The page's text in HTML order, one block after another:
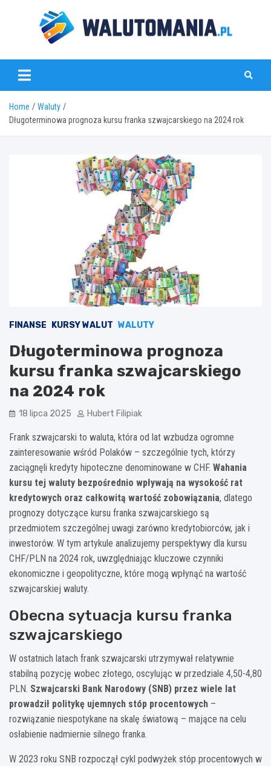
www.walutomania.pl
Home
Waluty
Długoterminowa prognoza kursu franka szwajcarskiego na 2024 rok
FINANSE KURSY WALUT WALUTY
Długoterminowa prognoza
kursu franka szwajcarskiego
na 2024 rok
18 lipca 2025 Hubert Filipiak
Frank szwajcarski to waluta, która od lat wzbudza ogromne
zainteresowanie wśród Polaków – szczególnie tych, którzy
zaciągnęli kredyty hipoteczne denominowane w CHF. Wahania
kursu tej waluty bezpośrednio wpływają na wysokość rat
kredytowych oraz całkowitą wartość zobowiązania, dlatego
prognozy dotyczące kursu franka szwajcarskiego są
przedmiotem szczególnej uwagi zarówno kredytobiorców, jak i
inwestorów. W tym artykule analizujemy perspektywy dla kursu
CHF/PLN na 2024 rok, uwzględniając kluczowe czynniki
ekonomiczne i geopolityczne, które mogą wpłynąć na wartość
szwajcarskiej waluty.
Obecna sytuacja kursu franka
szwajcarskiego
W ostatnich latach frank szwajcarski utrzymywał relatywnie
stabilną pozycję wobec złotego, oscylując w przedziale 4,50-4,80
PLN. Szwajcarski Bank Narodowy (SNB) przez wiele lat
prowadził politykę ujemnych stóp procentowych –
rozwiązanie niespotykane na skalę światową – mające na celu
osłabienie nadmiernie silnego franka.
W 2023 roku SNB rozpoczął cykl podwyżek stóp procentowych w